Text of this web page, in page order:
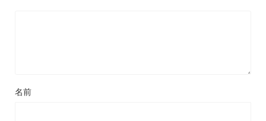
名前